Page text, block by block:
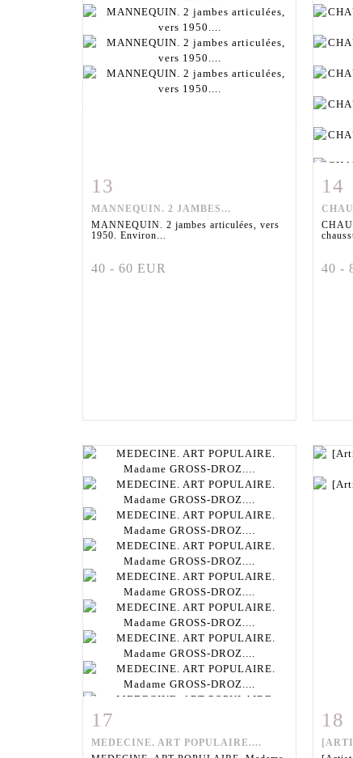
Fiche détaillée
13
MANNEQUIN. 2 JAMBES...
MANNEQUIN. 2 jambes articulées, vers
1950. Environ...
40 - 60 EUR
14
40 -
Fiche détaillée
17
MEDECINE. ART POPULAIRE....
18